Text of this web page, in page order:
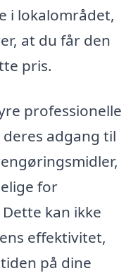
i lokalområdet,
at du får den
pris.
professionelle
adgang til
for
kan ikke
effektivitet,
på dine